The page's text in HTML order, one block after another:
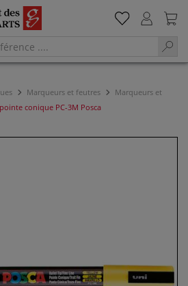
Marqueurs et feutres
Marqueurs et
conique PC-3M Posca